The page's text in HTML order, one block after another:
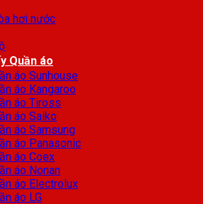
hơi nước
Quần áo
áo Sunhouse
áo Kangaroo
áo Tiross
áo Saiko
áo Samsung
áo Panasonic
áo Coex
áo Nonan
áo Electrolux
áo LG